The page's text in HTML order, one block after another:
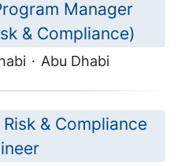
Manager
& Compliance)
· Abu Dhabi
& Compliance